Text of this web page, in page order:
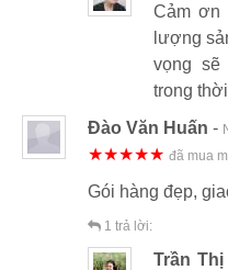
Cảm ơn
lượng
vọng
trong
Đào Văn Huấn -
★★★★★ đã mua
Gói hàng đẹp,
1 trả lời:
Trần